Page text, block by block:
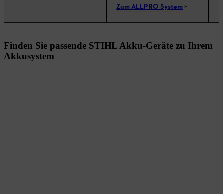
Zum ALLPRO-System >
Finden Sie passende STIHL Akku-Geräte zu Ihrem
Akkusystem